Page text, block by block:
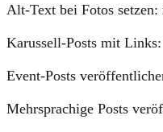
Alt-Text bei Fotos setzen:
Karussell-Posts mit Links:
Event-Posts
Mehrsprachige Posts